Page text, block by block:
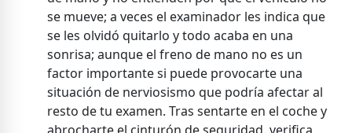
se mueve; a veces el examinador les indica que
se les olvidó quitarlo y todo acaba en una
sonrisa; aunque el freno de mano no es un
factor importante si puede provocarte una
situación de nerviosismo que podría afectar al
resto de tu examen. Tras sentarte en el coche y